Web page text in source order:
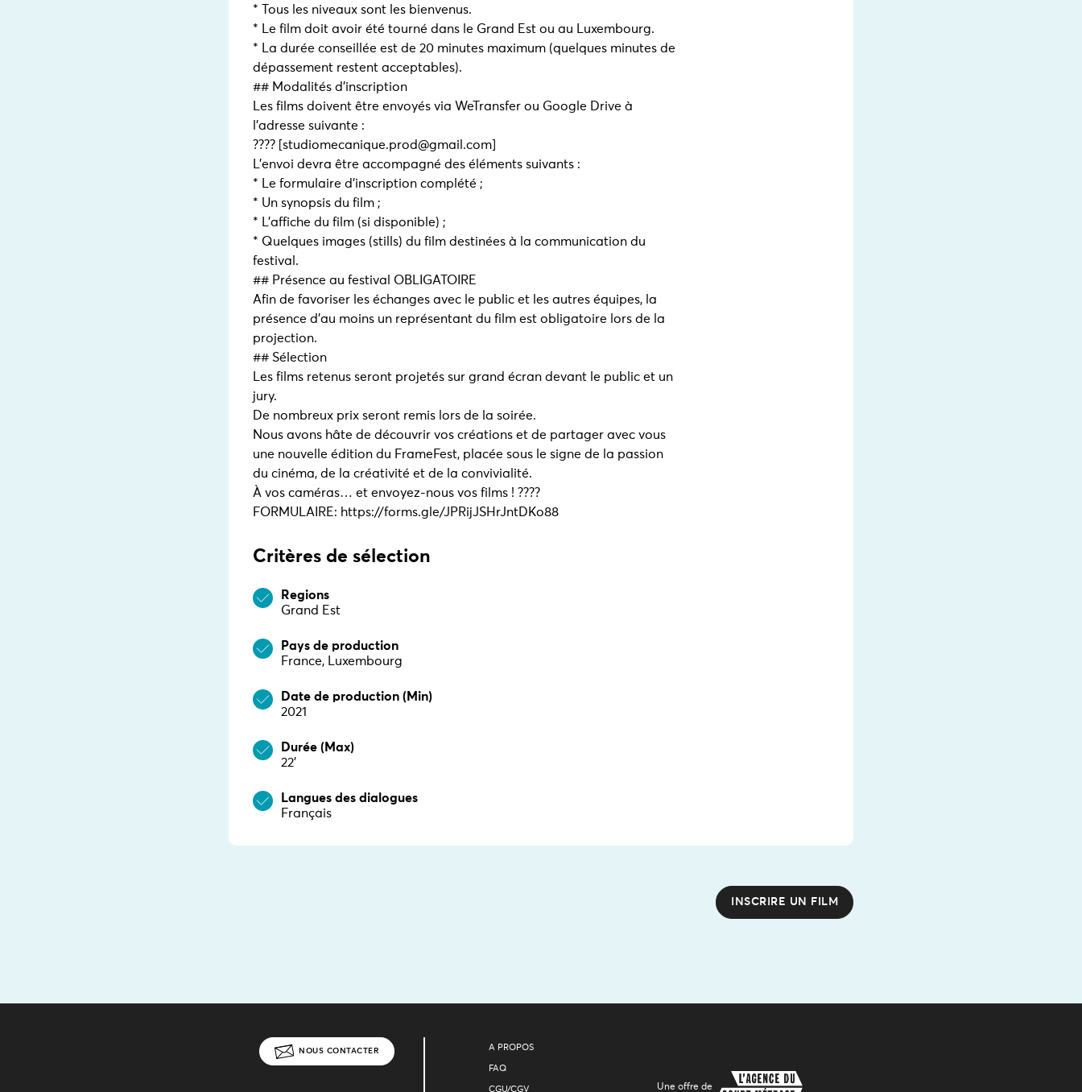
* Tous les niveaux sont les bienvenus.
* Le film doit avoir été tourné dans le Grand Est ou au Luxembourg.
* La durée conseillée est de 20 minutes maximum (quelques minutes de
dépassement restent acceptables).
## Modalités d'inscription
Les films doivent être envoyés via WeTransfer ou Google Drive à
l'adresse suivante :
???? [studiomecanique.prod@gmail.com]
L'envoi devra être accompagné des éléments suivants :
* Le formulaire d'inscription complété ;
* Un synopsis du film ;
* L'affiche du film (si disponible) ;
* Quelques images (stills) du film destinées à la communication du
festival.
## Présence au festival OBLIGATOIRE
Afin de favoriser les échanges avec le public et les autres équipes, la
présence d'au moins un représentant du film est obligatoire lors de la
projection.
## Sélection
Les films retenus seront projetés sur grand écran devant le public et un
jury.
De nombreux prix seront remis lors de la soirée.
Nous avons hâte de découvrir vos créations et de partager avec vous
une nouvelle édition du FrameFest, placée sous le signe de la passion
du cinéma, de la créativité et de la convivialité.
À vos caméras… et envoyez-nous vos films ! ????
FORMULAIRE: https://forms.gle/JPRijJSHrJntDKo88
Critères de sélection
Regions
Grand Est
Pays de production
France, Luxembourg
Date de production (Min)
2021
Durée (Max)
22’
Langues des dialogues
Français
INSCRIRE UN FILM
NOUS CONTACTER A PROPOS
FAQ
CGU/CGV Une offre de